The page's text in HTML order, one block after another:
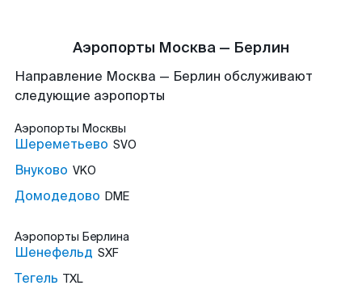
Аэропорты Москва — Берлин
Направление Москва — Берлин обслуживают
следующие аэропорты
Аэропорты Москвы
Шереметьево SVO
Внуково VKO
Домодедово DME
Аэропорты Берлина
Шенефельд SXF
Тегель TXL